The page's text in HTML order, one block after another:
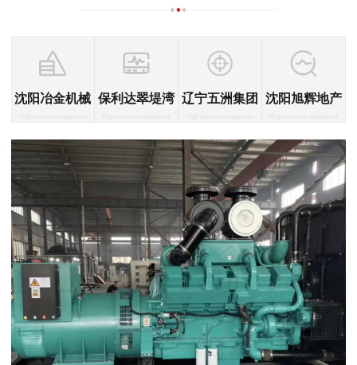
沈阳冶金机械 保利达翠堤湾 辽宁五洲集团 沈阳旭辉地产